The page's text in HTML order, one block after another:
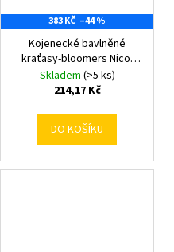
383 KČ –44 %
Kojenecké bavlněné
kraťasy-bloomers Nicol
Dinosaur 3-6 m
Skladem (>5 ks)
214,17 Kč
DO KOŠÍKU